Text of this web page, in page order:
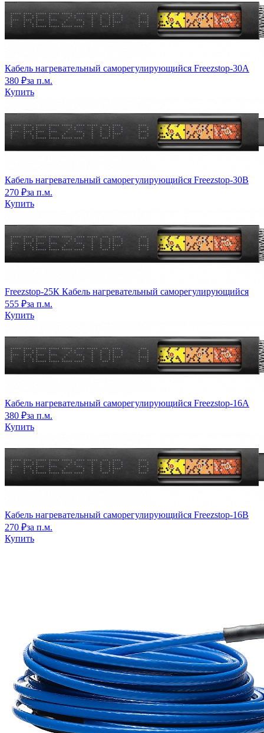
Кабель нагревательный саморегулирующийся Freezstop-30A
380 ₽за п.м.
Купить
Кабель нагревательный саморегулирующийся Freezstop-30B
270 ₽за п.м.
Купить
Freezstop-25К Кабель нагревательный саморегулирующийся
555 ₽за п.м.
Купить
Кабель нагревательный саморегулирующийся Freezstop-16A
380 ₽за п.м.
Купить
Кабель нагревательный саморегулирующийся Freezstop-16B
270 ₽за п.м.
Купить